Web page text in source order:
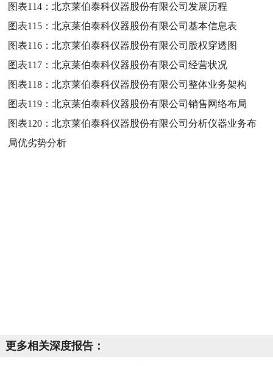
图表114：北京莱伯泰科仪器股份有限公司发展历程
图表115：北京莱伯泰科仪器股份有限公司基本信息表
图表116：北京莱伯泰科仪器股份有限公司股权穿透图
图表117：北京莱伯泰科仪器股份有限公司经营状况
图表118：北京莱伯泰科仪器股份有限公司整体业务架构
图表119：北京莱伯泰科仪器股份有限公司销售网络布局
图表120：北京莱伯泰科仪器股份有限公司分析仪器业务布
局优劣势分析
更多相关深度报告：